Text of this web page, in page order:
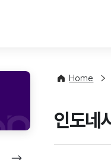
Home
인도네